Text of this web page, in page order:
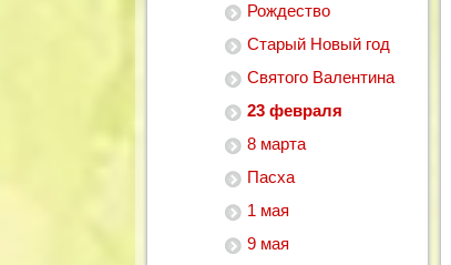
Рождество
Старый Новый год
Святого Валентина
23 февраля
8 марта
Пасха
1 мая
9 мая